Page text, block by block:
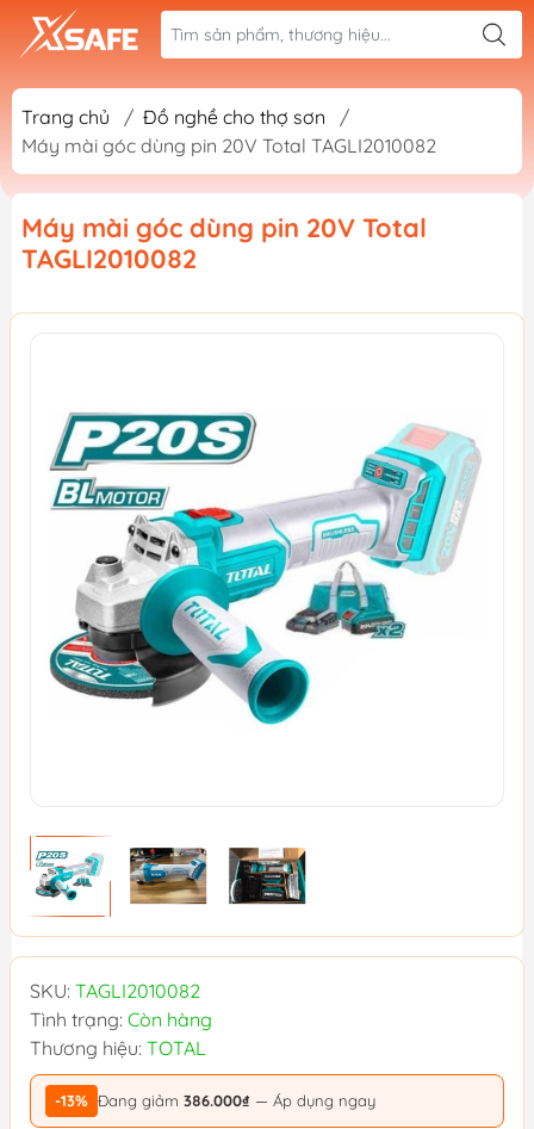
Trang chủ / Đồ nghề cho thợ sơn
/
Máy mài góc dùng pin 20V Total TAGLI2010082
Máy mài góc dùng pin 20V Total
TAGLI2010082
SKU: TAGLI2010082
Tình trạng: Còn hàng
Thương hiệu: TOTAL
-13% Đang giảm 386.000₫ — Áp dụng ngay